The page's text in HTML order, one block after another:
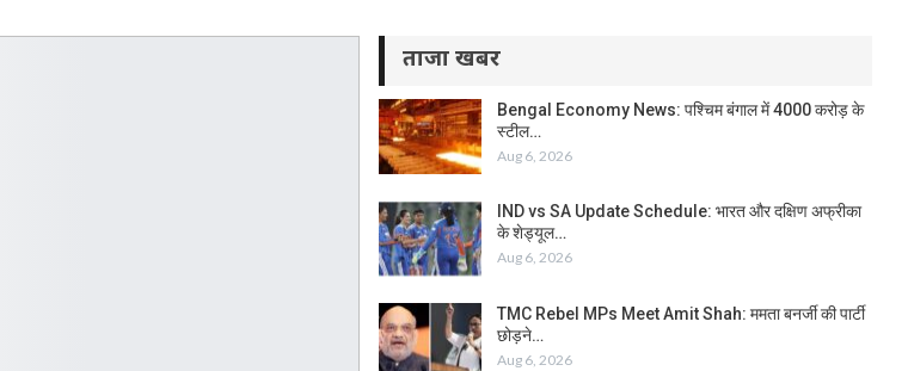
ताजा खबर
Bengal Economy News: पश्चिम बंगाल में 4000 करोड़ के
स्टील…
Aug 6, 2026
IND vs SA Update Schedule: भारत और दक्षिण अफ्रीका
के शेड्यूल…
Aug 6, 2026
TMC Rebel MPs Meet Amit Shah: ममता बनर्जी की पार्टी
छोड़ने…
Aug 6, 2026